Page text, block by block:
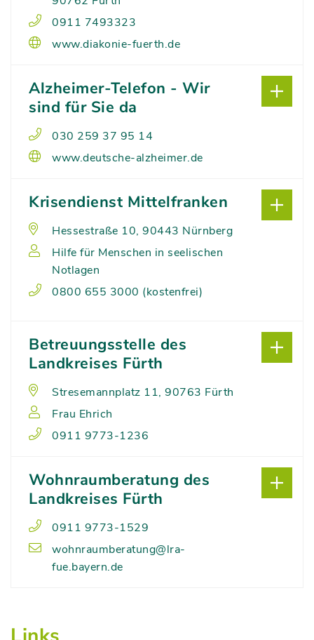
0911 7493323
www.diakonie-fuerth.de
Alzheimer-Telefon - Wir
sind für Sie da
030 259 37 95 14
www.deutsche-alzheimer.de
Krisendienst Mittelfranken
Hessestraße 10, 90443 Nürnberg
Hilfe für Menschen in seelischen
Notlagen
0800 655 3000 (kostenfrei)
Betreuungsstelle des
Landkreises Fürth
Stresemannplatz 11, 90763 Fürth
Frau Ehrich
0911 9773-1236
Wohnraumberatung des
Landkreises Fürth
0911 9773-1529
wohnraumberatung@lra-
fue.bayern.de